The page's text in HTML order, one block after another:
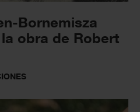
Bornemisza
obra de Robert